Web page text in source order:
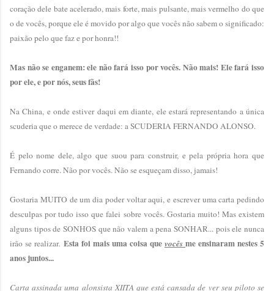
coração dele bate acelerado, mais forte, mais pulsante, mais vermelho do que
o de vocês, porque ele é movido por algo que vocês não sabem o significado:
paixão pelo que faz e por honra!!
Mas não se enganem: ele não fará isso por vocês. Não mais! Ele fará isso
por ele, e por nós, seus fãs!
Na China, e onde estiver daqui em diante, ele estará representando a única
scuderia que o merece de verdade: a SCUDERIA FERNANDO ALONSO.
É pelo nome dele, algo que suou para construir, e pela própria hora que
Fernando corre. Não por vocês. Não se esqueçam disso, jamais!
Gostaria MUITO de um dia poder voltar aqui, e escrever uma carta pedindo
desculpas por tudo isso que falei sobre vocês. Gostaria muito! Mas existem
alguns tipos de SONHOS que não valem a pena SONHAR... pois ele nunca
irão se realizar. Esta foi mais uma coisa que vocês me ensinaram nestes 5
anos juntos...
Carta assinada uma alonsista XIITA que está cansada de ver seu piloto se